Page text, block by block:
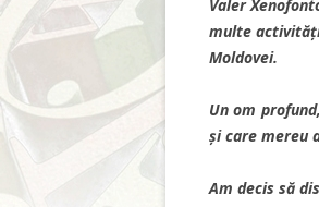
Valer
multe
Moldovei.
Un om
și care mereu
Am decis să